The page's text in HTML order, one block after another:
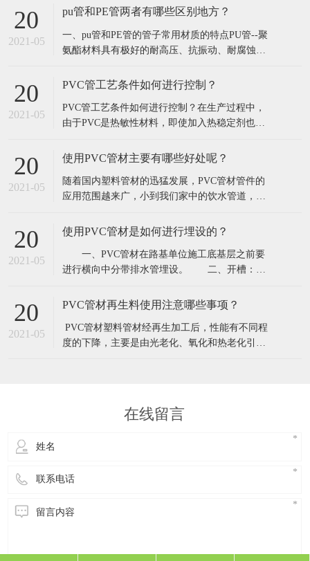
20
2021-05
pu管和PE管两者有哪些区别地方？
​一、pu管和PE管的管子常用材质的特点​PU管--聚
氨酯材料具有极好的耐高压、抗振动、耐腐蚀、
方便灵活，便于布管作业，内外径尺寸精度控制
优良的耐温隔热和优越的随意弯曲性能。PE管--
聚乙烯材料重量轻、韧性好、耐
20
2021-05
PVC管工艺条件如何进行控制？
​PVC管工艺条件如何进行控制？在生产过程中，
由于PVC是热敏性材料，即使加入热稳定剂也只
现分解，这就要求PVC的成型加工温度应严格控
近，往往因为温度控制不当造成分解现象。因
此，挤出温度应根据配方、挤出机特性、机
20
2021-05
使用PVC管材主要有哪些好处呢？
​随着国内塑料管材的迅猛发展，PVC管材管件的
应用范围越来广，小到我们家中的饮水管道，楼
被PVC管材管件替代。究其原因可以看出结论
PVC管材主要有哪些好处呢？​1.连接可靠。PVC管
材和PVC管件之间采用电热熔的方
20
2021-05
使用PVC管材是如何进行埋设的？
​ 一、PVC管材在路基单位施工底基层之前要
进行横向中分带排水管埋设。 二、开槽：
计桩号位置进行人工开槽.PE管槽宽要比管径略宽
侧距中线10公分,外侧伸到边坡,挖方段伸到边沟内
墙.槽的坡度要顺路的横向排
20
2021-05
PVC管材再生料使用注意哪些事项？
​ PVC管材塑料管材经再生加工后，性能有不同程
度的下降，主要是由光老化、氧化和热老化引起
大;而在室外使用，年限长、环境
在线留言